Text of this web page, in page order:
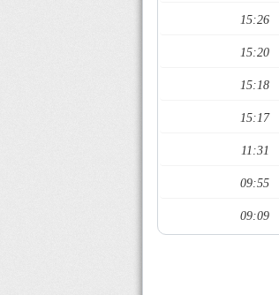
15:26
15:20
15:18
15:17
11:31
09:55
09:09